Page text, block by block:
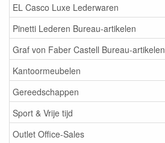
EL Casco Luxe Lederwaren
Pinetti Lederen Bureau-artikelen
Graf von Faber Castell Bureau-artikelen
Kantoormeubelen
Gereedschappen
Sport & Vrije tijd
Outlet Office-Sales